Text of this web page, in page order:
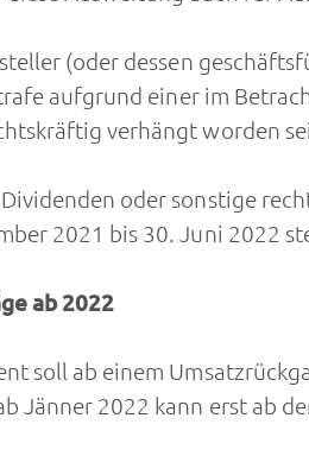
(oder dessen
aufgrund einer im
verhängt worden
oder sonstige
2021 bis 30. Juni 2022
ab 2022
soll ab einem
Jänner 2022 kann erst ab